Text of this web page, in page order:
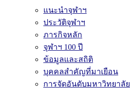
แนะนำจุฬาฯ
ประวัติจุฬาฯ
ภารกิจหลัก
จุฬาฯ 100 ปี
ข้อมูลและสถิติ
บุคคลสำคัญที่มาเยือน
การจัดอันดับมหาวิทยาลัย